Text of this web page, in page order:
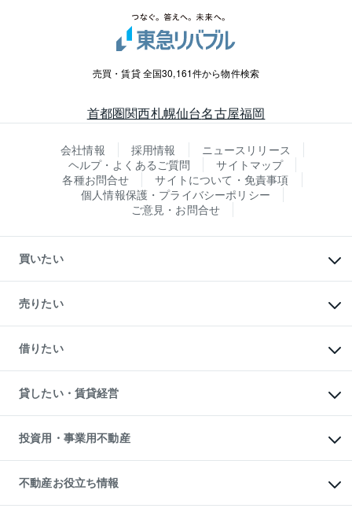
売買・賃貸 全国30,161件から物件検索
首都圏関西札幌仙台名古屋福岡
会社情報 採用情報
ニュースリリース
ヘルプ・よくあるご質問
サイトマップ
各種お問合せ
サイトについて・免責事項
個人情報保護・プライバシーポリシー
ご意見・お問合せ
買いたい
新築・分譲マンションの購入
中古マンションの購入
一戸建ての購入
中古一戸建ての購入
不動産購入の流れ
注目キーワード物件特集
購入ガイド
English 繁体中文簡体中文
売りたい
一戸建ての売却・査定
土地の売却・査定
スピードAI査定
不動産査定について
不動産売却の流れ
不動産買換えの流れ
売却ガイド
借りたい
オフィス・店舗の賃貸
借りるときの流れ
借りるガイド
貸したい・賃貸経営
マンション賃料データ
賃貸管理プラン
リロケーションについて
貸すガイド
投資用・事業用不動産
事業用不動産
マンション投資
投資用マンション
不動産お役立ち情報